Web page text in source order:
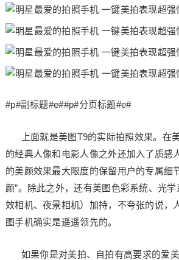
#p#副标题#e##p#分页标题#e#
上面就是美图T9的实际拍照效果。在
的经典人像和电影人像之外还加入了质感
的美颜效果最大限度的保留用户的专属细
颜”。除此之外，还有美图色彩系统、光
效相机、夜景相机）加持，不夸张的说，
图手机确实是遥遥领先的。
如果你是对美拍、自拍有高要求的爱